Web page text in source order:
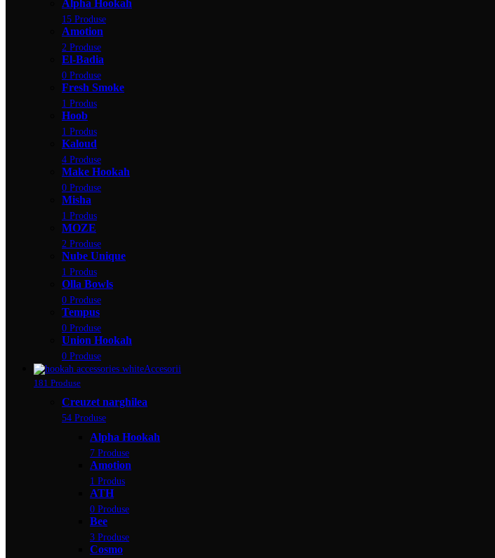
Alpha Hookah
15 Produse
Amotion
2 Produse
El-Badia
0 Produse
Fresh Smoke
1 Produs
Hoob
1 Produs
Kaloud
4 Produse
Make Hookah
0 Produse
Misha
1 Produs
MOZE
2 Produse
Nube Unique
1 Produs
Olla Bowls
0 Produse
Tempus
0 Produse
Union Hookah
0 Produse
Accesorii
181 Produse
Creuzet narghilea
54 Produse
Alpha Hookah
7 Produse
Amotion
1 Produs
ATH
0 Produse
Bee
3 Produse
Cosmo